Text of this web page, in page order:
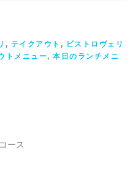
, テイクアウト , ビストロヴェリ
トメニュー, 本日のランチメニ
ース